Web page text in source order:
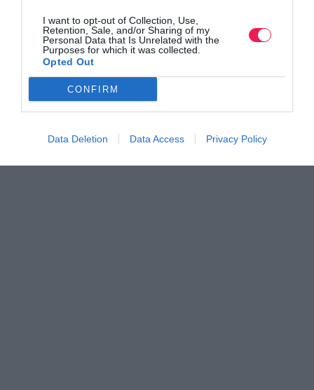
I want to opt-out of Collection, Use,
Retention, Sale, and/or Sharing of my
Personal Data that Is Unrelated with the
Purposes for which it was collected.
Opted Out
CONFIRM
Data Deletion Data Access Privacy Policy